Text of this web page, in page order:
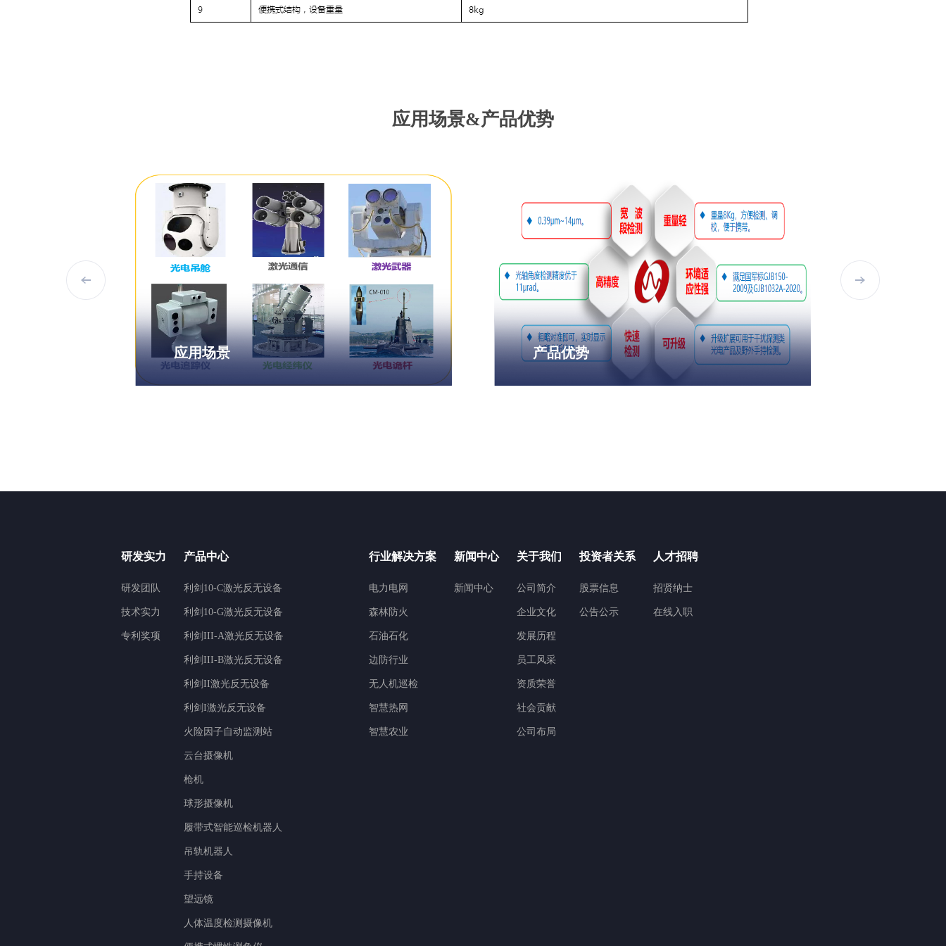
应用场景&产品优势
应用场景 产品优势
研发实力
研发团队
技术实力
专利奖项
产品中心
利剑10-C激光反无设备
利剑10-G激光反无设备
利剑III-A激光反无设备
利剑III-B激光反无设备
利剑II激光反无设备
利剑I激光反无设备
火险因子自动监测站
云台摄像机
枪机
球形摄像机
履带式智能巡检机器人
吊轨机器人
手持设备
望远镜
人体温度检测摄像机
行业解决方案
电力电网
森林防火
石油石化
边防行业
无人机巡检
智慧热网
智慧农业
新闻中心
新闻中心
关于我们
公司简介
企业文化
发展历程
员工风采
资质荣誉
社会贡献
公司布局
投资者关系
股票信息
公告公示
人才招聘
招贤纳士
在线入职